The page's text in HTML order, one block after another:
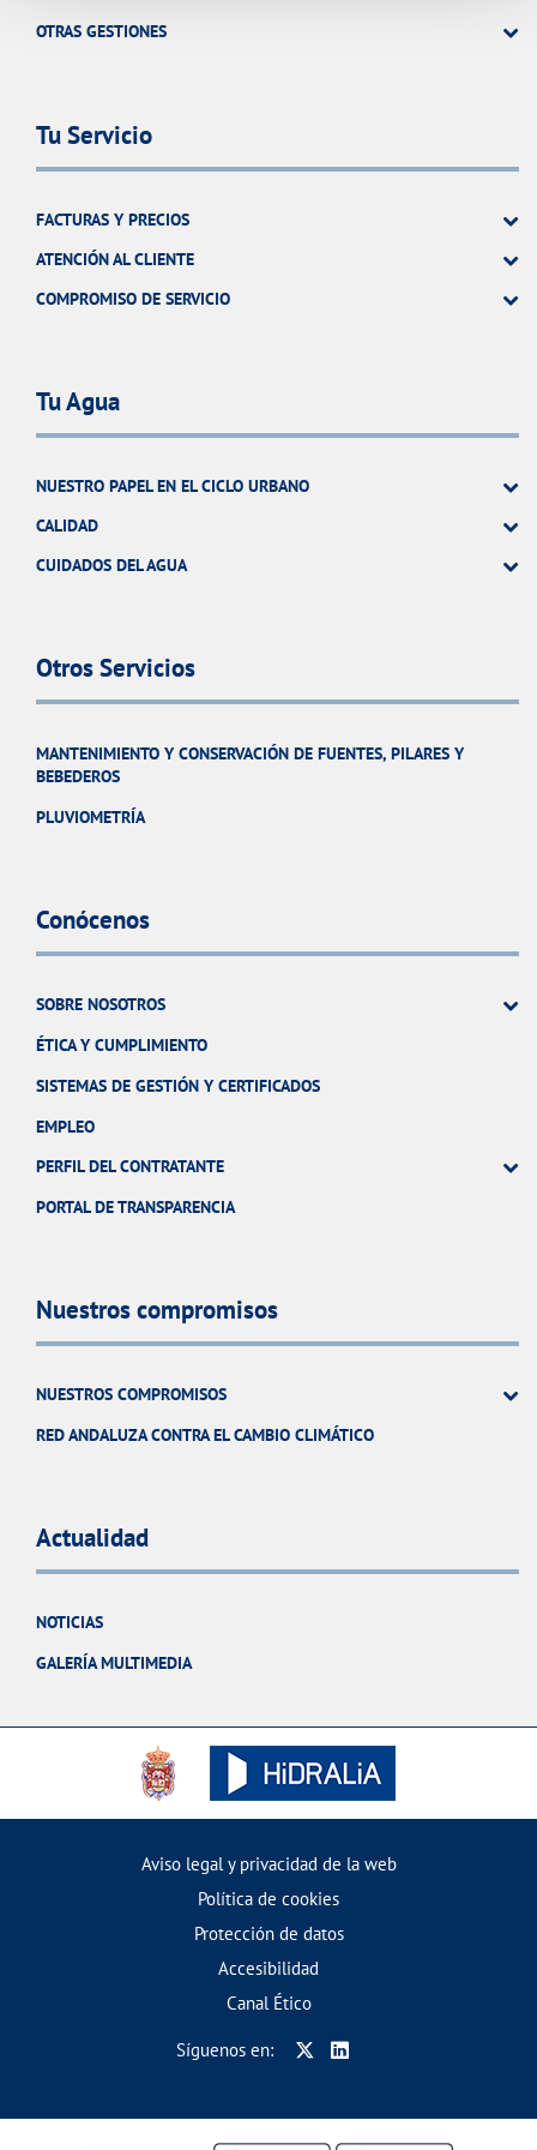
OTRAS GESTIONES
Tu Servicio
FACTURAS Y PRECIOS
ATENCIÓN AL CLIENTE
COMPROMISO DE SERVICIO
Tu Agua
NUESTRO PAPEL EN EL CICLO URBANO
CALIDAD
CUIDADOS DEL AGUA
Otros Servicios
MANTENIMIENTO Y CONSERVACIÓN DE FUENTES, PILARES Y
BEBEDEROS
PLUVIOMETRÍA
Conócenos
SOBRE NOSOTROS
ÉTICA Y CUMPLIMIENTO
SISTEMAS DE GESTIÓN Y CERTIFICADOS
EMPLEO
PERFIL DEL CONTRATANTE
PORTAL DE TRANSPARENCIA
Nuestros compromisos
NUESTROS COMPROMISOS
RED ANDALUZA CONTRA EL CAMBIO CLIMÁTICO
Actualidad
NOTICIAS
GALERÍA MULTIMEDIA
Aviso legal y privacidad de la web
Política de cookies
Protección de datos
Accesibilidad
Canal Ético
Síguenos en: